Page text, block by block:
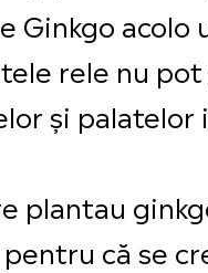
acolo
rele nu
și palatelor
plantau
că se